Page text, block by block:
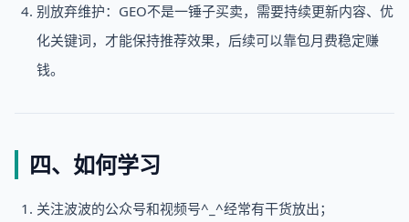
别放弃维护：GEO不是一锤子买卖，需要持续更新内容、优
化关键词，才能保持推荐效果，后续可以靠包月费稳定赚
钱。
四、如何学习
关注波波的公众号和视频号^_^经常有干货放出；